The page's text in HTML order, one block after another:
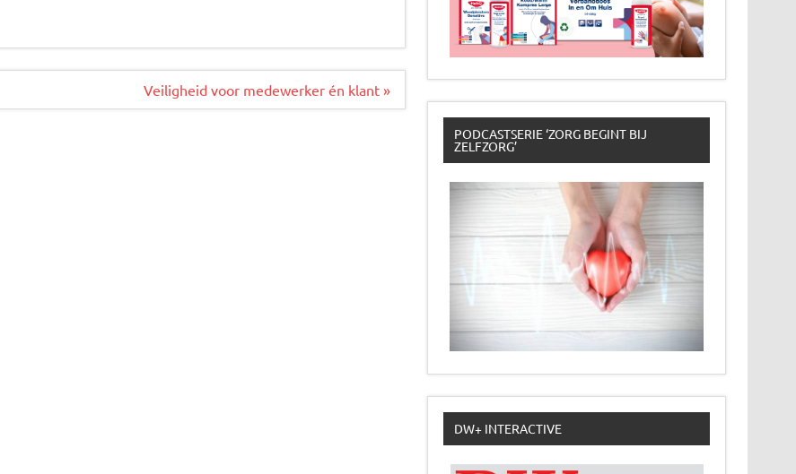
Veiligheid voor medewerker én klant »
PODCASTSERIE ‘ZORG BEGINT BIJ
ZELFZORG’
DW+ INTERACTIVE